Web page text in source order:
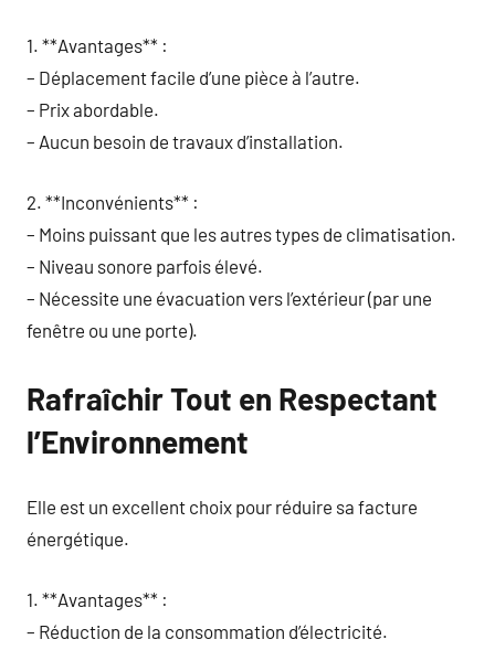
1. **Avantages** :
– Déplacement facile d’une pièce à l’autre.
– Prix abordable.
– Aucun besoin de travaux d’installation.
2. **Inconvénients** :
– Moins puissant que les autres types de climatisation.
– Niveau sonore parfois élevé.
– Nécessite une évacuation vers l’extérieur (par une
fenêtre ou une porte).
Rafraîchir Tout en Respectant
l’Environnement
Elle est un excellent choix pour réduire sa facture
énergétique.
1. **Avantages** :
– Réduction de la consommation d’électricité.